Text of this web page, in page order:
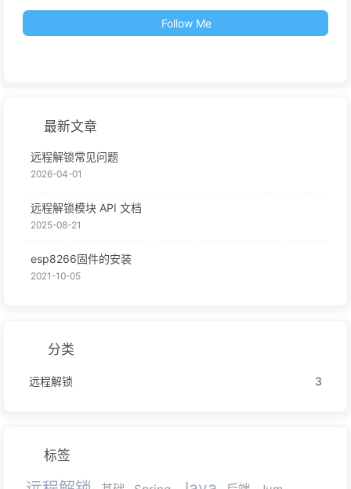
Follow Me
最新文章
远程解锁常见问题
2026-04-01
远程解锁模块 API 文档
2025-08-21
esp8266固件的安装
2021-10-05
分类
远程解锁 3
标签